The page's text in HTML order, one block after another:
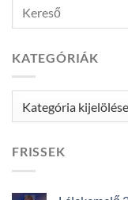
KATEGÓRIÁK
FRISSEK